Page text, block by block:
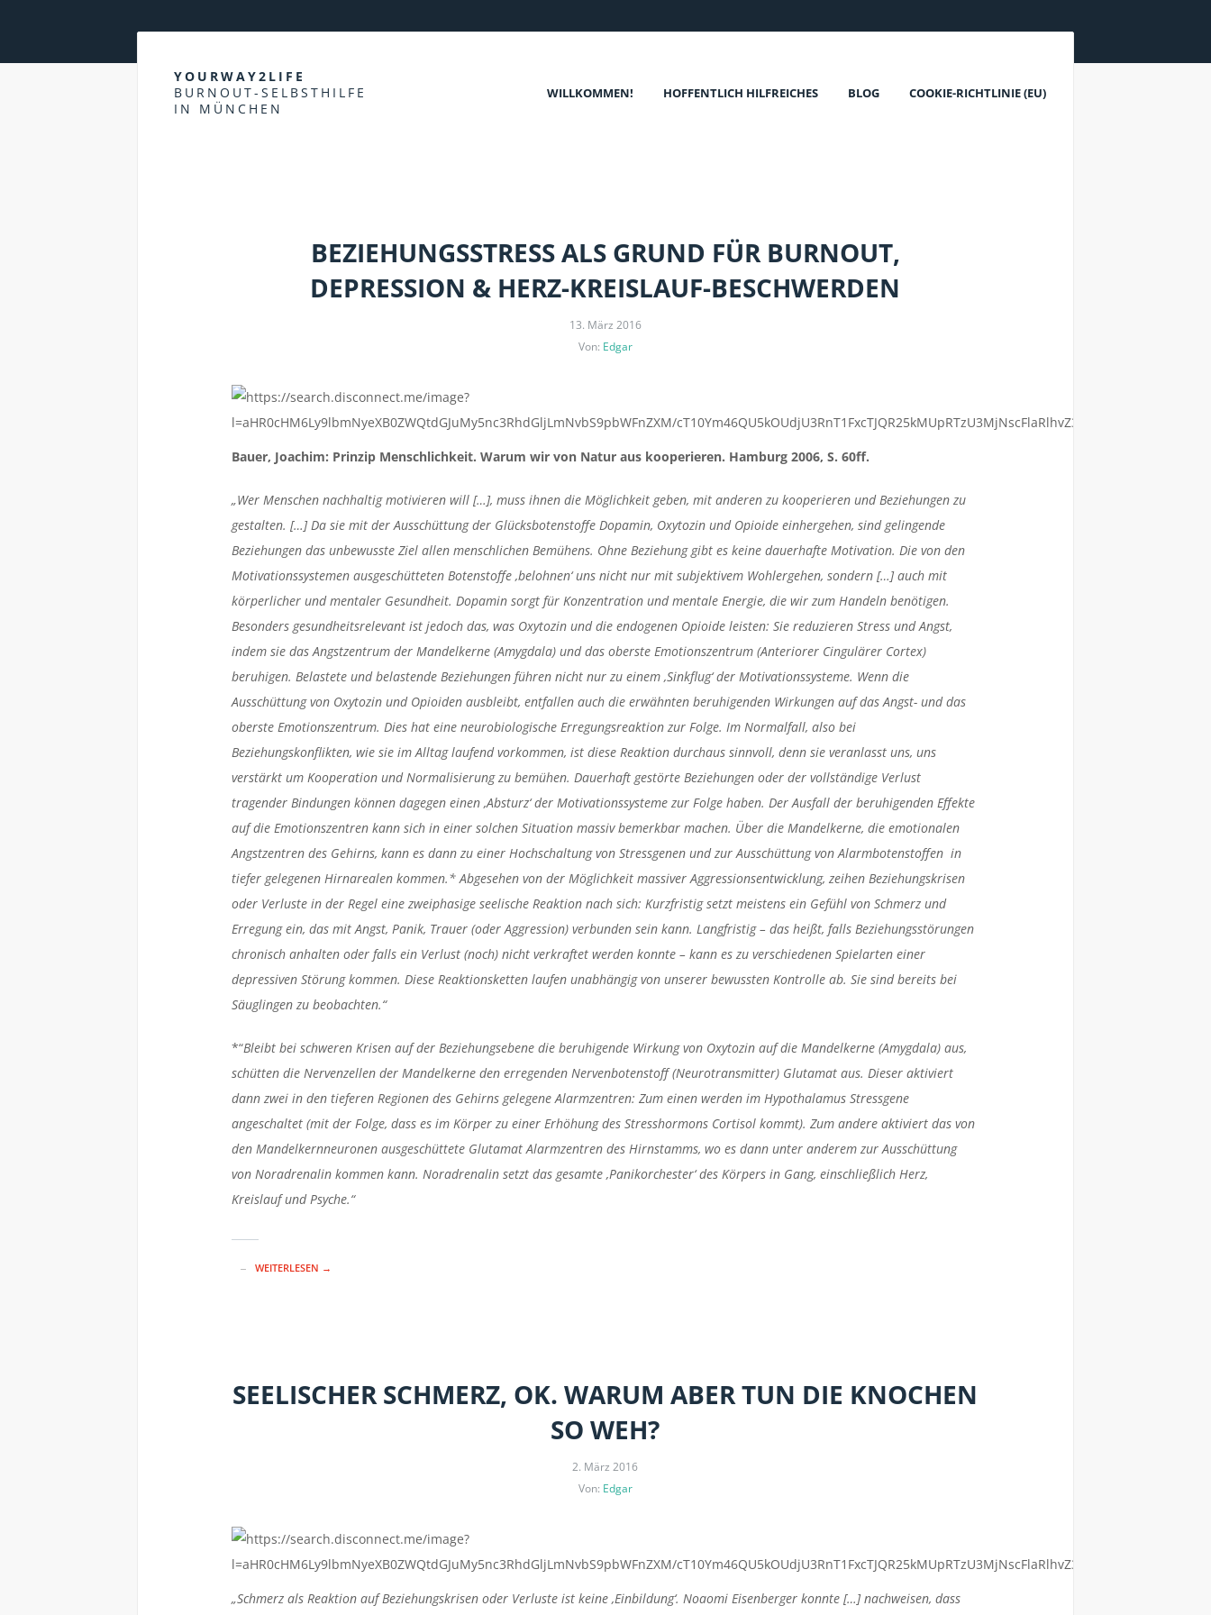
YOURWAY2LIFE
BURNOUT-SELBSTHILFE
IN MÜNCHEN
WILLKOMMEN! HOFFENTLICH HILFREICHES BLOG COOKIE-RICHTLINIE (EU)
BEZIEHUNGSSTRESS ALS GRUND FÜR BURNOUT,
DEPRESSION & HERZ-KREISLAUF-BESCHWERDEN
13. März 2016
Von: Edgar
Bauer, Joachim: Prinzip Menschlichkeit. Warum wir von Natur aus kooperieren. Hamburg 2006, S. 60ff.
„Wer Menschen nachhaltig motivieren will […], muss ihnen die Möglichkeit geben, mit anderen zu kooperieren und Beziehungen zu
gestalten. […] Da sie mit der Ausschüttung der Glücksbotenstoffe Dopamin, Oxytozin und Opioide einhergehen, sind gelingende
Beziehungen das unbewusste Ziel allen menschlichen Bemühens. Ohne Beziehung gibt es keine dauerhafte Motivation. Die von den
Motivationssystemen ausgeschütteten Botenstoffe ‚belohnen‘ uns nicht nur mit subjektivem Wohlergehen, sondern […] auch mit
körperlicher und mentaler Gesundheit. Dopamin sorgt für Konzentration und mentale Energie, die wir zum Handeln benötigen.
Besonders gesundheitsrelevant ist jedoch das, was Oxytozin und die endogenen Opioide leisten: Sie reduzieren Stress und Angst,
indem sie das Angstzentrum der Mandelkerne (Amygdala) und das oberste Emotionszentrum (Anteriorer Cingulärer Cortex)
beruhigen. Belastete und belastende Beziehungen führen nicht nur zu einem ‚Sinkflug‘ der Motivationssysteme. Wenn die
Ausschüttung von Oxytozin und Opioiden ausbleibt, entfallen auch die erwähnten beruhigenden Wirkungen auf das Angst- und das
oberste Emotionszentrum. Dies hat eine neurobiologische Erregungsreaktion zur Folge. Im Normalfall, also bei
Beziehungskonflikten, wie sie im Alltag laufend vorkommen, ist diese Reaktion durchaus sinnvoll, denn sie veranlasst uns, uns
verstärkt um Kooperation und Normalisierung zu bemühen. Dauerhaft gestörte Beziehungen oder der vollständige Verlust
tragender Bindungen können dagegen einen ‚Absturz‘ der Motivationssysteme zur Folge haben. Der Ausfall der beruhigenden Effekte
auf die Emotionszentren kann sich in einer solchen Situation massiv bemerkbar machen. Über die Mandelkerne, die emotionalen
Angstzentren des Gehirns, kann es dann zu einer Hochschaltung von Stressgenen und zur Ausschüttung von Alarmbotenstoffen in
tiefer gelegenen Hirnarealen kommen.* Abgesehen von der Möglichkeit massiver Aggressionsentwicklung, zeihen Beziehungskrisen
oder Verluste in der Regel eine zweiphasige seelische Reaktion nach sich: Kurzfristig setzt meistens ein Gefühl von Schmerz und
Erregung ein, das mit Angst, Panik, Trauer (oder Aggression) verbunden sein kann. Langfristig – das heißt, falls Beziehungsstörungen
chronisch anhalten oder falls ein Verlust (noch) nicht verkraftet werden konnte – kann es zu verschiedenen Spielarten einer
depressiven Störung kommen. Diese Reaktionsketten laufen unabhängig von unserer bewussten Kontrolle ab. Sie sind bereits bei
Säuglingen zu beobachten.“
*“Bleibt bei schweren Krisen auf der Beziehungsebene die beruhigende Wirkung von Oxytozin auf die Mandelkerne (Amygdala) aus,
schütten die Nervenzellen der Mandelkerne den erregenden Nervenbotenstoff (Neurotransmitter) Glutamat aus. Dieser aktiviert
dann zwei in den tieferen Regionen des Gehirns gelegene Alarmzentren: Zum einen werden im Hypothalamus Stressgene
angeschaltet (mit der Folge, dass es im Körper zu einer Erhöhung des Stresshormons Cortisol kommt). Zum andere aktiviert das von
den Mandelkernneuronen ausgeschüttete Glutamat Alarmzentren des Hirnstamms, wo es dann unter anderem zur Ausschüttung
von Noradrenalin kommen kann. Noradrenalin setzt das gesamte ‚Panikorchester‘ des Körpers in Gang, einschließlich Herz,
Kreislauf und Psyche.“
WEITERLESEN →
SEELISCHER SCHMERZ, OK. WARUM ABER TUN DIE KNOCHEN
SO WEH?
2. März 2016
Von: Edgar
„Schmerz als Reaktion auf Beziehungskrisen oder Verluste ist keine ‚Einbildung‘. Noaomi Eisenberger konnte […] nachweisen, dass